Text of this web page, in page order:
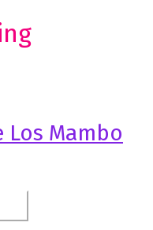
Los Mambo